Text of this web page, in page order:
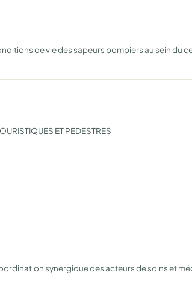
de vie des sapeurs pompiers au sein du
ET PEDESTRES
synergique des acteurs de soins et